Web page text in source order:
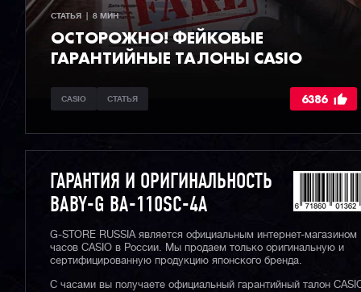
СТАТЬЯ  |  8 МИН
ОСТОРОЖНО! ФЕЙКОВЫЕ
ГАРАНТИЙНЫЕ ТАЛОНЫ CASIO
CASIO СТАТЬЯ 6386
ГАРАНТИЯ И ОРИГИНАЛЬНОСТЬ
BABY-G BA-110SC-4A
G-STORE RUSSIA является официальным интернет-магазином
часов CASIO в России. Мы продаем только оригинальную и
сертифицированную продукцию японского бренда.
С часами вы получаете официальный гарантийный талон